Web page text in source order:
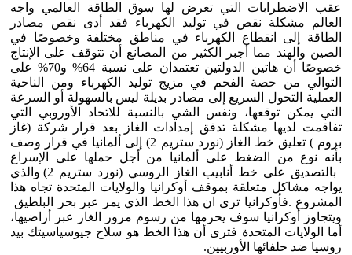
عقب الاضطرابات التي تعرض لها سوق الطاقة العالمي واجه
العالم مشكلة نقص في توليد الكهرباء فقد أدى نقص مصادر
الطاقة إلى انقطاع الكهرباء في مناطق مختلفة وخصوصًا في
الصين والهند مما أجبر الكثير من المصانع أن تتوقف على الإنتاج
خصوصًا أن هاتين الدولتين تعتمدان على نسبة 64% و70% على
التوالي من حصة الفحم في مزيج توليد الكهرباء ومن الناحية
العملية التحول السريع إلى مصادر بديلة ليس بالسهولة أو السرعة
التي يمكن توقعها، ونفس الشي بالنسبة للاتحاد الأوروبي التي
تفاقمت لديها مشكلة تدفق إمدادات الغاز بعد قرار شركة (غاز
بروم ) تعليق خط الغاز (نورد ستريم 2) إلى ألمانيا في قرار وصف
بأنه نوع من الضغط على ألمانيا من أجل حملها على الإسراع
بالتصديق على خط أنابيب الغاز الروسي (نورد ستريم 2) والذي
يواجه مشاكل متعلقة بموقف أوكرانيا والولايات المتحدة تجاه هذا
المشروع .فأوكرانيا ترى ان هذا الخط الذي يمر عبر بحر البلطيق
ويتجاوز أوكرانيا سوف يحرمها من رسوم مرور الغاز عبر أراضيها،
أما الولايات المتحدة فترى أن هذا الخط هو سلاح جيوسياسيتك بيد
روسيا ضد حلفائها الأوربيين.